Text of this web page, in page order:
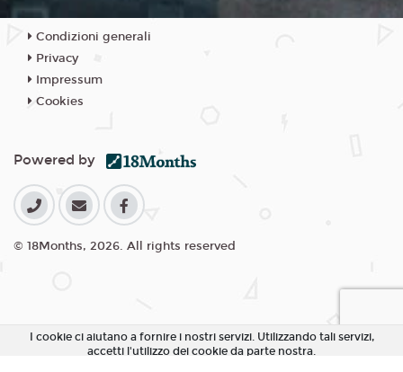
Condizioni generali
Privacy
Impressum
Cookies
Powered by
© 18Months, 2026. All rights reserved
I cookie ci aiutano a fornire i nostri servizi. Utilizzando tali servizi,
accetti l'utilizzo dei cookie da parte nostra.